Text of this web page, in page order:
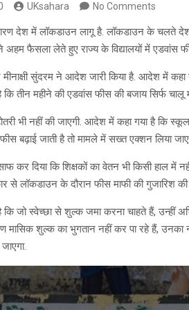
UKsahara No Comments
देश में लॉकडाउन लागू है. लॉकडाउन के चलते
अहम फैसला लेते हुए राज्य के विद्यालयों में एडवांस
मीनाक्षी सुंदरम ने आदेश जारी किया है. आदेश में
तीन महीने की एडवांस फीस की बजाय सिर्फ चालू
भी नहीं की जाएगी. आदेश में कहा गया है कि
बढ़ाई जाती है तो मामले में सख्त एक्शन लिया
कर दिया कि शिक्षकों का वेतन भी किसी हाल में
से लॉकडाउन के दौरान फीस माफी की गुजारिश
जो स्वेच्छा से शुल्क जमा करना चाहते हैं, उन्हीं
मासिक शुल्क का भुगतान नहीं कर पा रहे हैं,